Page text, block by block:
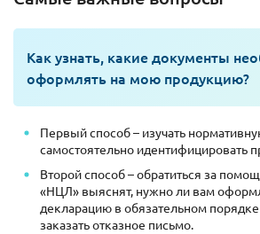
Как узнать, какие документы
оформлять на мою продукцию?
Первый способ – изучать
самостоятельно идентифицировать
Второй способ – обратиться за
«НЦЛ» выяснят, нужно ли вам
декларацию в обязательном порядке
заказать отказное письмо.